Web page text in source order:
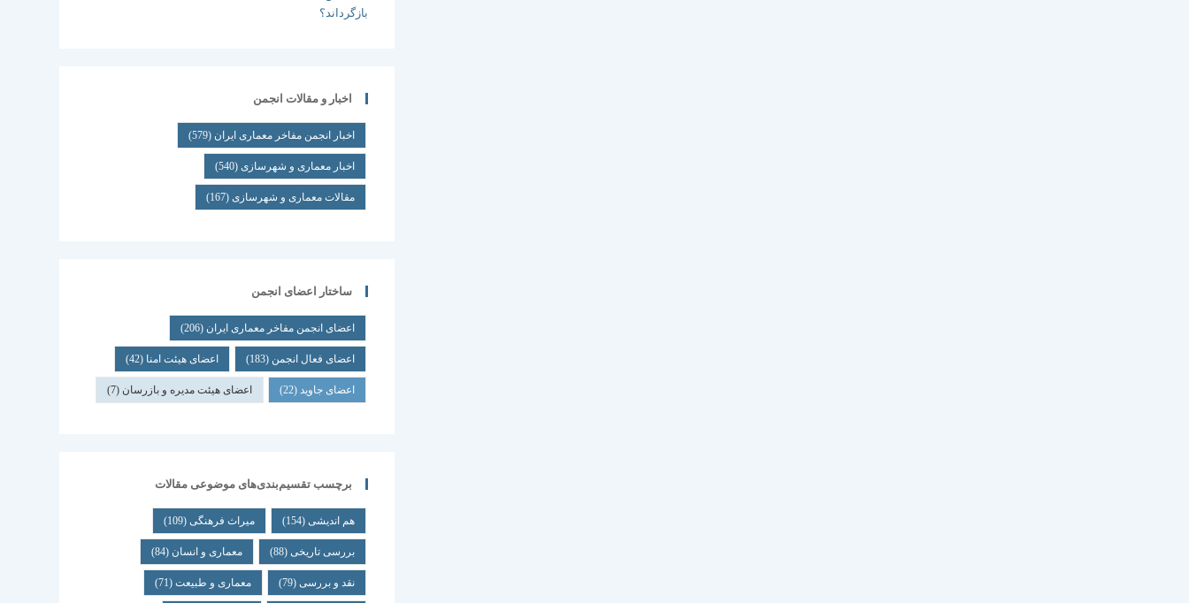
اخبار و مقالات انجمن
اخبار انجمن مفاخر معماری ایران (579)
اخبار معماری و شهرسازی(540)
مقالات معماری و شهرسازی(167)
ساختار اعضای انجمن
اعضای انجمن مفاخر معماری ایران (206)
اعضای فعال انجمن (183) اعضای هیئت امنا (42)
اعضای جاوید(22) اعضای هیئت مدیره و بازرسان (7)
برچسب تقسیم‌بندی‌های موضوعی مقالات
هم اندیشی(154) میراث فرهنگی(109)
بررسی تاریخی(88) معماری و انسان (84)
نقد و بررسی(79) معماری و طبیعت(71)